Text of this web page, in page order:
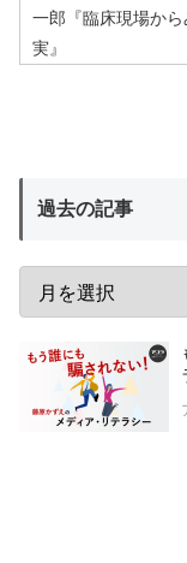
一郎『臨床現場か
実』
過去の記事